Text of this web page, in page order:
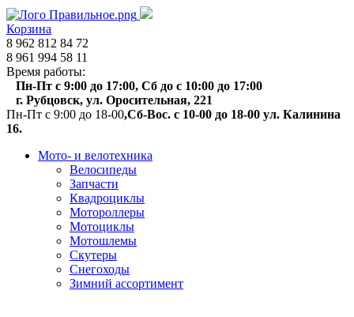
Корзина
8 962 812 84 72
8 961 994 58 11
Время работы:
Пн-Пт с 9:00 до 17:00, Сб до с 10:00 до 17:00
г. Рубцовск, ул. Оросительная, 221
Пн-Пт с 9:00 до 18-00,Сб-Вос. с 10-00 до 18-00 ул. Калинина
16.
Мото- и велотехника
Велосипеды
Запчасти
Квадроциклы
Мотороллеры
Мотоциклы
Мотошлемы
Скутеры
Снегоходы
Зимний ассортимент